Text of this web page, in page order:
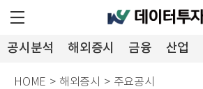
공시분석 해외증시 금융 산업
HOME > 해외증시 > 주요공시